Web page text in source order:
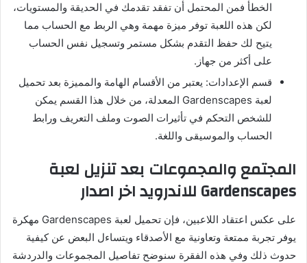
الخطأ فمن المحتمل أن تفقد تقدمك في الحديقة والمستويات،
لكن هذه اللعبة توفر ميزة مهمة وهي الربط مع الحساب مما
يتيح لك حفظ التقدم بشكل مستمر وتسجيل نفس الحساب
على أكثر من جهاز.
قسم الإعدادات: يعتبر من الأقسام الهامة والمميزة بعد تحميل
لعبة Gardenscapes المعدلة، من خلال هذا القسم يمكن
للشخص التحكم في تأثيرات الصوت وملف التعريف ورابط
الحساب والموسيقى واللغة.
المجتمع والمجموعات بعد تنزيل لعبة
Gardenscapes للاندرويد اخر اصدار
على عكس اعتقاد اللاعبين، فإن تحميل لعبة Gardenscapes مهكرة
يوفر تجربة ممتعة وتعاونية مع الأصدقاء ويتساءل البعض عن كيفية
حدوث ذلك وفي هذه الفقرة سنوضح تفاصيل المجموعات والدردشة